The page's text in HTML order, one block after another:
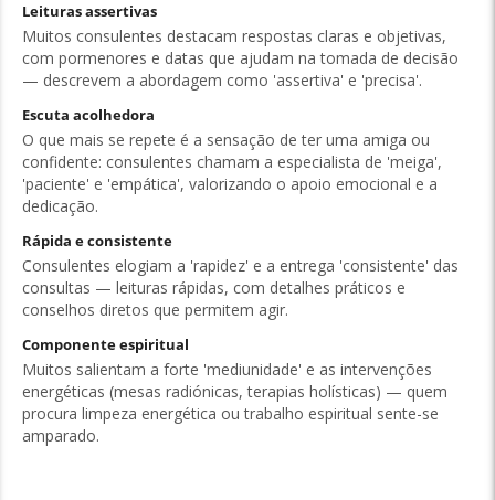
Leituras assertivas
Muitos consulentes destacam respostas claras e objetivas,
com pormenores e datas que ajudam na tomada de decisão
— descrevem a abordagem como 'assertiva' e 'precisa'.
Escuta acolhedora
O que mais se repete é a sensação de ter uma amiga ou
confidente: consulentes chamam a especialista de 'meiga',
'paciente' e 'empática', valorizando o apoio emocional e a
dedicação.
Rápida e consistente
Consulentes elogiam a 'rapidez' e a entrega 'consistente' das
consultas — leituras rápidas, com detalhes práticos e
conselhos diretos que permitem agir.
Componente espiritual
Muitos salientam a forte 'mediunidade' e as intervenções
energéticas (mesas radiónicas, terapias holísticas) — quem
procura limpeza energética ou trabalho espiritual sente-se
amparado.